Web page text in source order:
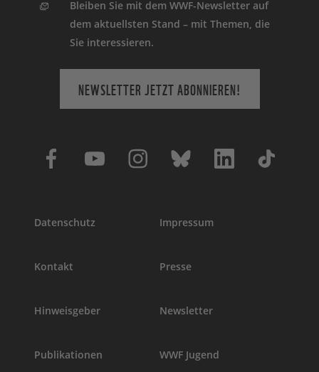
Bleiben Sie mit dem WWF-Newsletter auf
dem aktuellsten Stand – mit Themen, die
Sie interessieren.
NEWSLETTER JETZT ABONNIEREN!
Datenschutz Impressum
Kontakt Presse
Hinweisgeber Newsletter
Publikationen WWF Jugend